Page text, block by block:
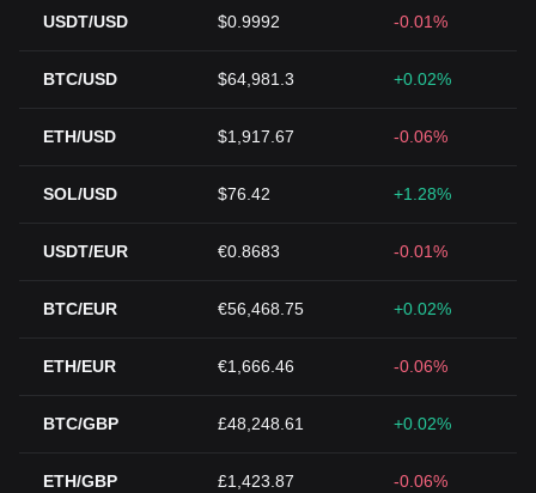
USDT/USD $0.9992 -0.01%
BTC/USD $64,981.3 +0.02%
ETH/USD $1,917.67 -0.06%
SOL/USD $76.42 +1.28%
USDT/EUR €0.8683 -0.01%
BTC/EUR €56,468.75 +0.02%
ETH/EUR €1,666.46 -0.06%
BTC/GBP £48,248.61 +0.02%
ETH/GBP £1,423.87 -0.06%